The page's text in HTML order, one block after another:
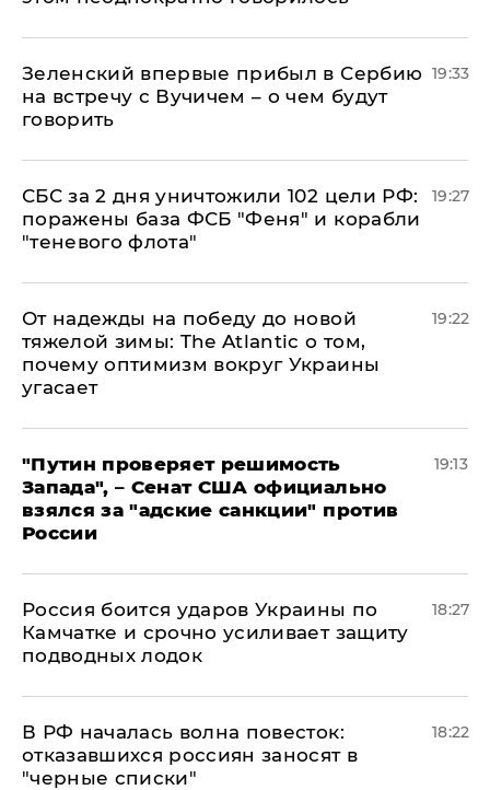
Зеленский впервые прибыл в Сербию
на встречу с Вучичем – о чем будут
говорить
19:33
СБС за 2 дня уничтожили 102 цели РФ:
поражены база ФСБ "Феня" и корабли
"теневого флота"
19:27
От надежды на победу до новой
тяжелой зимы: The Atlantic о том,
почему оптимизм вокруг Украины
угасает
19:22
"Путин проверяет решимость
Запада", – Сенат США официально
взялся за "адские санкции" против
России
19:13
Россия боится ударов Украины по
Камчатке и срочно усиливает защиту
подводных лодок
18:27
​В РФ началась волна повесток:
отказавшихся россиян заносят в
"черные списки"
18:22